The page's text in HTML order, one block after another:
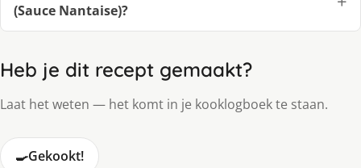
(Sauce Nantaise)?
Heb je dit recept gemaakt?
Laat het weten — het komt in je kooklogboek te staan.
🍳Gekookt!